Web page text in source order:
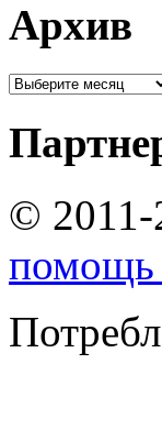
Архив
©
помощь